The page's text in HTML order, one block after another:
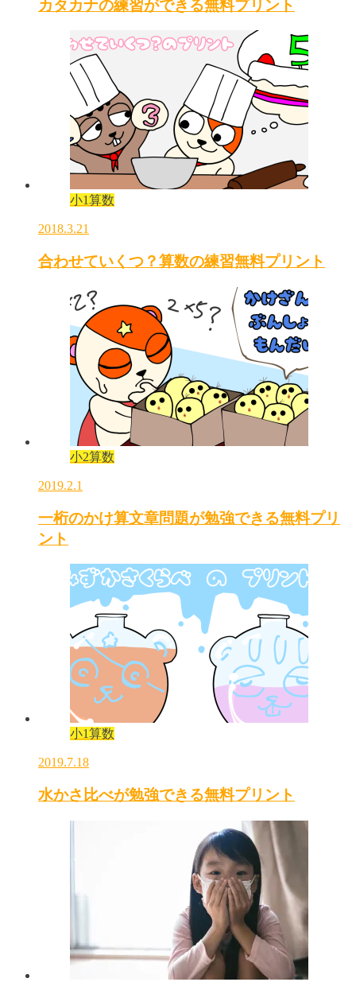
カタカナの練習ができる無料プリント
小1算数
2018.3.21
合わせていくつ？算数の練習無料プリント
小2算数
2019.2.1
一桁のかけ算文章問題が勉強できる無料プリ
ント
小1算数
2019.7.18
水かさ比べが勉強できる無料プリント